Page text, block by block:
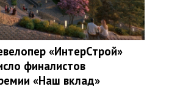
«ИнтерСтрой»
финалистов
«Наш вклад»